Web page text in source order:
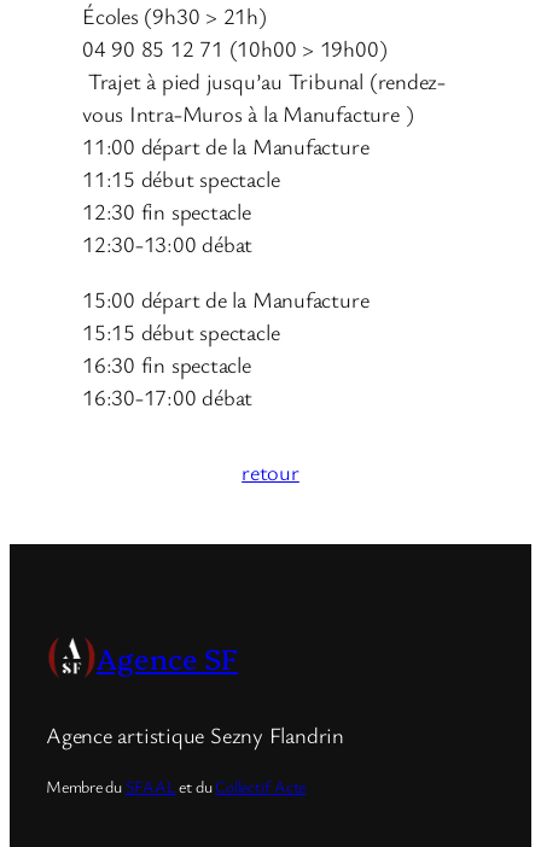
Écoles (9h30 > 21h)
04 90 85 12 71 (10h00 > 19h00)
Trajet à pied jusqu’au Tribunal (rendez-
vous Intra-Muros à la Manufacture )
11:00 départ de la Manufacture
11:15 début spectacle
12:30 fin spectacle
12:30-13:00 débat
15:00 départ de la Manufacture
15:15 début spectacle
16:30 fin spectacle
16:30-17:00 débat
retour
Agence SF
Agence artistique Sezny Flandrin
Membre du SFAALet duCollectif Acte